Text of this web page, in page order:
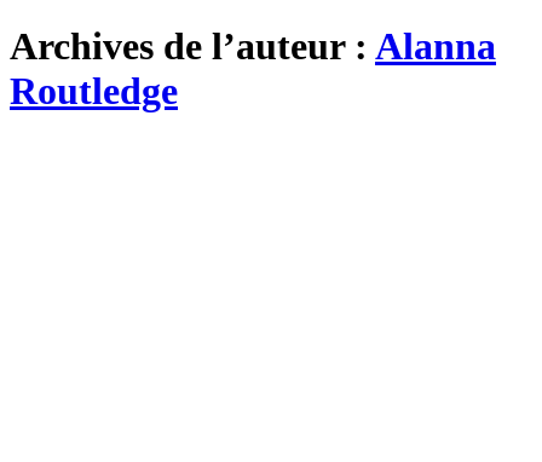
Archives de l’auteur : Alanna
Routledge